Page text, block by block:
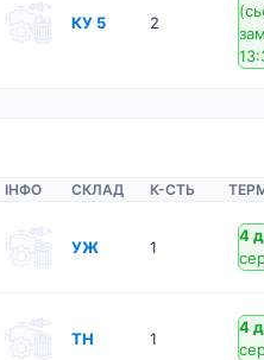
КУ 5 2
ІНФО СКЛАД К-CТЬ
УЖ 1
4
ТН 1
4